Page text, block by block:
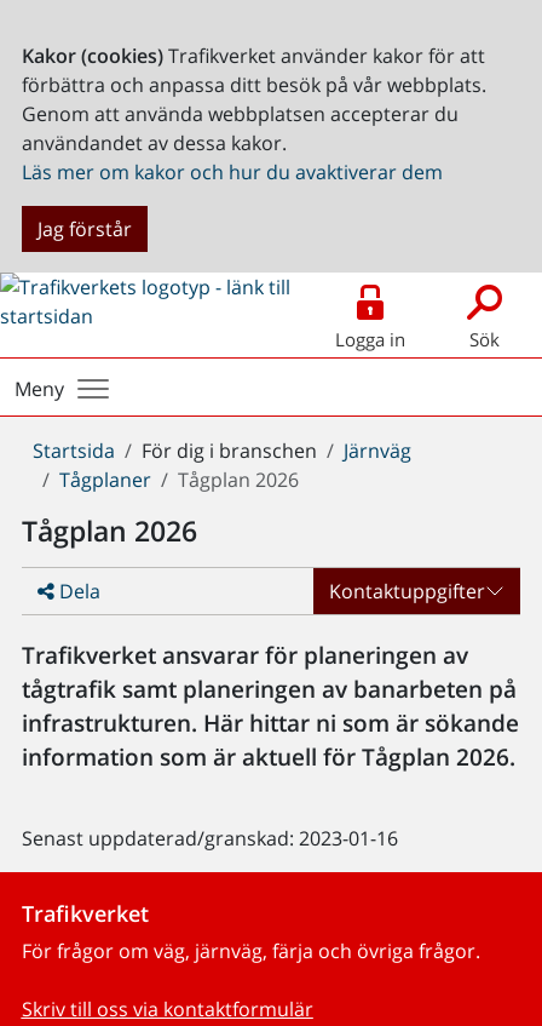
Kakor (cookies)Trafikverket använder kakor för att
förbättra och anpassa ditt besök på vår webbplats.
Genom att använda webbplatsen accepterar du
användandet av dessa kakor.
Läs mer om kakor och hur du avaktiverar dem
Jag förstår
Logga in Sök
Meny
Du
är
Startsida För dig i branschen
Järnväg
Tågplaner
Tågplan 2026
Tågplan 2026
Dela Kontaktuppgifter
Trafikverket ansvarar för planeringen av
tågtrafik samt planeringen av banarbeten på
infrastrukturen. Här hittar ni som är sökande
information som är aktuell för Tågplan 2026.
Senast uppdaterad/granskad: 2023-01-16
Trafikverket
För frågor om väg, järnväg, färja och övriga frågor.
Skriv till oss via kontaktformulär